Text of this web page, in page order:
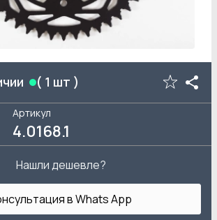
( 1 шт )
Артикул
4.0168.1
Нашли дешевле?
в Whats App